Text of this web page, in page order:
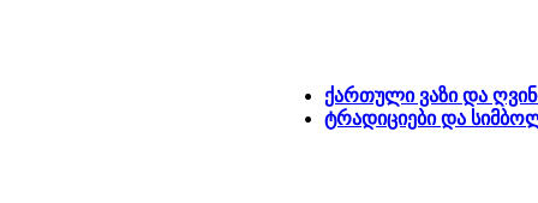
ქართული ვაზი და
ტრადიციები და